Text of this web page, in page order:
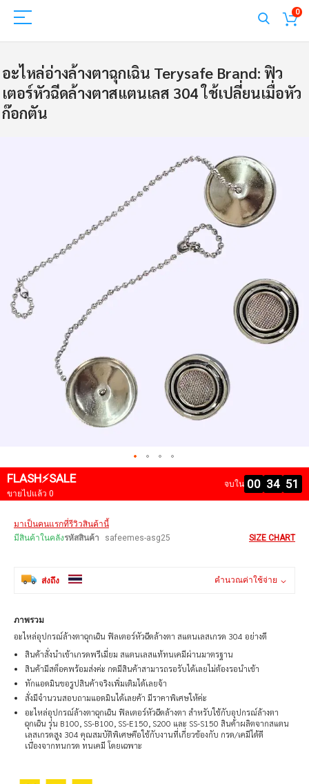
0
อะไหล่อ่างล้างตาฉุกเฉิน Terysafe Brand: ฟิว
เตอร์หัวฉีดล้างตาสแตนเลส 304 ใช้เปลี่ยนเมื่อหัว
ก๊อกตัน
FLASH⚡SALE
ขายไปแล้ว 0
จบใน 00 34 51
images
มาเป็นคนแรกที่รีวิวสินค้านี้
มีสินค้าในคลังรหัสสินค้า safeemes-asg25 SIZE CHART
ส่งถึง คำนวณค่าใช้จ่าย
ภาพรวม
อะไหล่อุปกรณ์ล้างตาฉุกเฉิน ฟิลเตอร์หัวฉีดล้างตา สแตนเลสเกรด 304 อย่างดี
สินค้าสั่งนำเข้าเกรดพรีเมี่ยม สแตนเลสแท้ทนเคมีผ่านมาตรฐาน
สินค้ามีสต็อคพร้อมส่งค่ะ กดมีสินค้าสามารถรอรับได้เลยไม่ต้องรอนำเข้า
ทักแอดมินขอรูปสินค้าจริงเพิ่มเติมได้เลยจ้า
สั่งมีจำนวนสอบถามแอดมินได้เลยค้า มีราคาพิเศษให้ค่ะ
อะไหล่อุปกรณ์ล้างตาฉุกเฉิน ฟิลเตอร์หัวฉีดล้างตา สำหรับใช้กับอุปกรณ์ล้างตา
ฉุกเฉิน รุ่น B100, SS-B100, SS-E150, S200 และ SS-S150 สินค้าผลิตจากสแตน
เลสเกรดสูง 304 คุณสมบัติพิเศษคือใช้กับงานที่เกี่ยวข้องกับ กรด/เคมีได้ดี
เนื่องจากทนกรด ทนเคมี โดยเฉพาะ